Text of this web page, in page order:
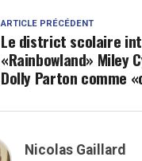
ARTICLE PRÉCÉDENT
Le district scolaire
«Rainbowland» Miley
Dolly Parton comme
Nicolas Gaillard